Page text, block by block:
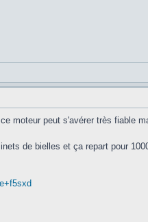
moteur peut s'avérer très fiable
de bielles et ça repart pour